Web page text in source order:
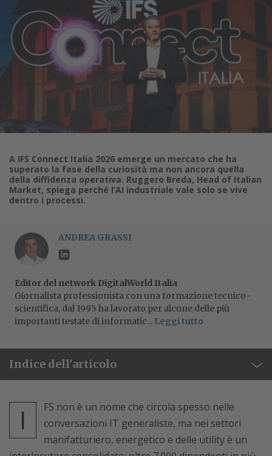
A IFS Connect Italia 2026 emerge un mercato che ha
superato la fase della curiosità ma non ancora quella
della diffidenza operativa. Ruggero Breda, Head of Italian
Market, spiega perché l’AI industriale vale solo se vive
dentro i processi.
ANDREA GRASSI
Editor del network DigitalWorld Italia
Giornalista professionista con una formazione tecnico-
scientifica, dal 1995 ha lavorato per alcune delle più
importanti testate di informatic... Leggi tutto
Indice dell'articolo
I
FS non è un nome che circola spesso nelle
conversazioni IT generaliste, ma nei settori
manifatturiero, energetico e delle utility è un